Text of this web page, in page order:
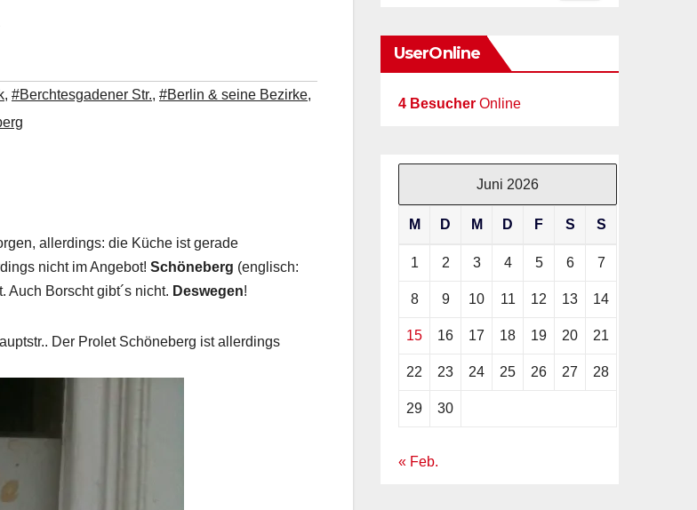
, #Berchtesgadener Str., #Berlin & seine Bezirke,
allerdings: die Küche ist gerade
nicht im Angebot! Schöneberg (englisch:
Auch Borscht gibt´s nicht. Deswegen!
Der Prolet Schöneberg ist allerdings
UserOnline
4 Besucher Online
Juni 2026
M D M D F S S
1 2 3 4 5 6 7
8 9 10 11 12 13 14
15 16 17 18 19 20 21
22 23 24 25 26 27 28
29 30
« Feb.